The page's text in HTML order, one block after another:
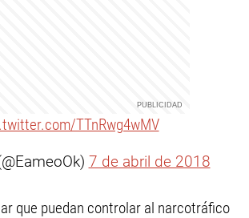
TTnRwg4wMV
7 de abril de 2018
que puedan controlar al narcotráfico